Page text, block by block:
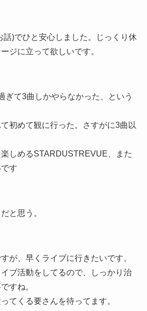
話)でひと安心しました。じっくり休
ジに立って欲しいです。
ぎて3曲しかやらなかった、という
初めて観に行った。さすがに3曲以
しめるSTARDUSTREVUE、また
す
と思う。
が、早くライブに行きたいです。
ブ活動をしてるので、しっかり治
すね。
てくる要さんを待ってます。